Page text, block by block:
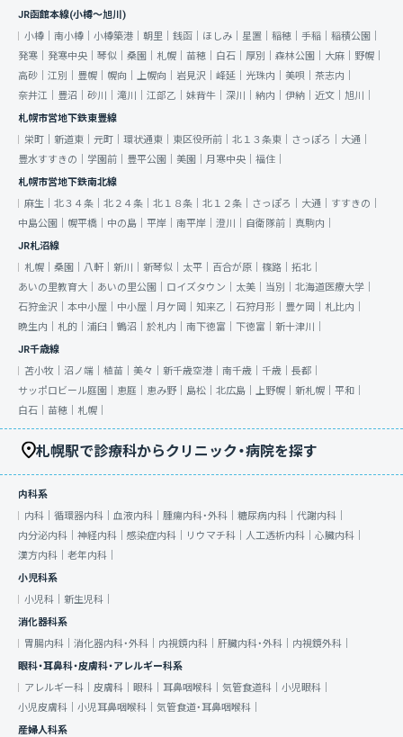
JR函館本線(小樽～旭川)
小樽｜ 南小樽｜ 小樽築港｜ 朝里｜ 銭函｜ ほしみ｜ 星置｜ 稲穂｜ 手稲｜ 稲積公園｜
発寒｜ 発寒中央｜ 琴似｜ 桑園｜ 札幌｜ 苗穂｜ 白石｜ 厚別｜ 森林公園｜ 大麻｜ 野幌｜
高砂｜ 江別｜ 豊幌｜ 幌向｜ 上幌向｜ 岩見沢｜ 峰延｜ 光珠内｜ 美唄｜ 茶志内｜
奈井江｜ 豊沼｜ 砂川｜ 滝川｜ 江部乙｜ 妹背牛｜ 深川｜ 納内｜ 伊納｜ 近文｜ 旭川｜
札幌市営地下鉄東豊線
栄町｜ 新道東｜ 元町｜ 環状通東｜ 東区役所前｜ 北１３条東｜ さっぽろ｜ 大通｜
豊水すすきの｜ 学園前｜ 豊平公園｜ 美園｜ 月寒中央｜ 福住｜
札幌市営地下鉄南北線
麻生｜ 北３４条｜ 北２４条｜ 北１８条｜ 北１２条｜ さっぽろ｜ 大通｜ すすきの｜
中島公園｜ 幌平橋｜ 中の島｜ 平岸｜ 南平岸｜ 澄川｜ 自衛隊前｜ 真駒内｜
JR札沼線
札幌｜ 桑園｜ 八軒｜ 新川｜ 新琴似｜ 太平｜ 百合が原｜ 篠路｜ 拓北｜
あいの里教育大｜ あいの里公園｜ ロイズタウン｜ 太美｜ 当別｜ 北海道医療大学｜
石狩金沢｜ 本中小屋｜ 中小屋｜ 月ケ岡｜ 知来乙｜ 石狩月形｜ 豊ケ岡｜ 札比内｜
晩生内｜ 札的｜ 浦臼｜ 鶴沼｜ 於札内｜ 南下徳富｜ 下徳富｜ 新十津川｜
JR千歳線
苫小牧｜ 沼ノ端｜ 植苗｜ 美々｜ 新千歳空港｜ 南千歳｜ 千歳｜ 長都｜
サッポロビール庭園｜ 恵庭｜ 恵み野｜ 島松｜ 北広島｜ 上野幌｜ 新札幌｜ 平和｜
白石｜ 苗穂｜ 札幌｜
札幌駅で診療科からクリニック・病院を探す
内科系
内科｜ 循環器内科｜ 血液内科｜ 腫瘍内科・外科｜ 糖尿病内科｜ 代謝内科｜
内分泌内科｜ 神経内科｜ 感染症内科｜ リウマチ科｜ 人工透析内科｜ 心臓内科｜
漢方内科｜ 老年内科｜
小児科系
小児科｜ 新生児科｜
消化器科系
胃腸内科｜ 消化器内科・外科｜ 内視鏡内科｜ 肝臓内科・外科｜ 内視鏡外科｜
眼科・耳鼻科・皮膚科・アレルギー科系
アレルギー科｜ 皮膚科｜ 眼科｜ 耳鼻咽喉科｜ 気管食道科｜ 小児眼科｜
小児皮膚科｜ 小児耳鼻咽喉科｜ 気管食道・耳鼻咽喉科｜
産婦人科系